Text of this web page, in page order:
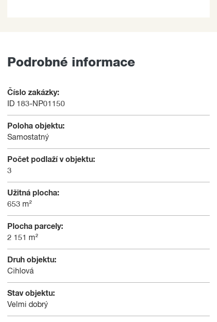
Podrobné informace
Číslo zakázky:
ID 183-NP01150
Poloha objektu:
Samostatný
Počet podlaží v objektu:
3
Užitná plocha:
653 m²
Plocha parcely:
2 151 m²
Druh objektu:
Cihlová
Stav objektu:
Velmi dobrý